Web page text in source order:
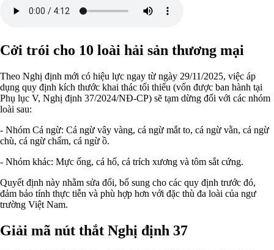
Cởi trói cho 10 loài hải sản thương mại
Theo Nghị định mới có hiệu lực ngay từ ngày 29/11/2025, việc áp
dụng quy định kích thước khai thác tối thiểu (vốn được ban hành tại
Phụ lục V, Nghị định 37/2024/NĐ-CP) sẽ tạm dừng đối với các nhóm
loài sau:
- Nhóm Cá ngừ: Cá ngừ vây vàng, cá ngừ mắt to, cá ngừ vằn, cá ngừ
chù, cá ngừ chấm, cá ngừ ồ.
- Nhóm khác: Mực ống, cá hố, cá trích xương và tôm sắt cứng.
Quyết định này nhằm sửa đổi, bổ sung cho các quy định trước đó,
đảm bảo tính thực tiễn và phù hợp hơn với đặc thù đa loài của ngư
trường Việt Nam.
Giải mã nút thắt Nghị định 37